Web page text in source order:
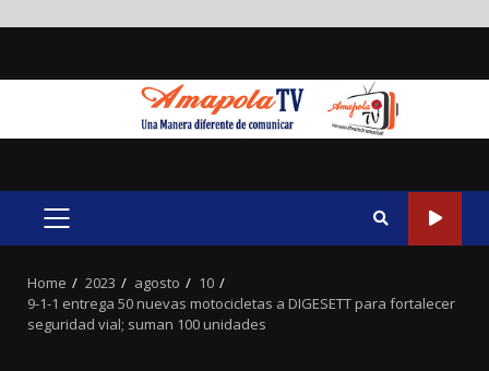
PRIMARY
Home 2023 agosto
10
9-1-1 entrega 50 nuevas motocicletas a DIGESETT para fortalecer
seguridad vial; suman 100 unidades